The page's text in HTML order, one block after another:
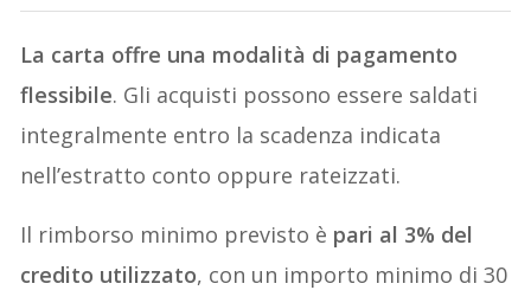
La carta offre una modalità di pagamento
flessibile. Gli acquisti possono essere saldati
integralmente entro la scadenza indicata
nell’estratto conto oppure rateizzati.
Il rimborso minimo previsto è pari al 3% del
credito utilizzato, con un importo minimo di 30